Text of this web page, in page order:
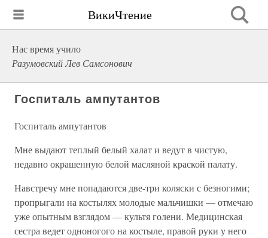
ВикиЧтение
Нас время учило
Разумовский Лев Самсонович
Госпиталь ампутантов
Госпиталь ампутантов
Мне выдают теплый белый халат и ведут в чистую,
недавно окрашенную белой масляной краской палату.
Навстречу мне попадаются две-три коляски с безногими;
пропрыгали на костылях молодые мальчишки — отмечаю
уже опытным взглядом — культя голени. Медицинская
сестра ведет одноногого на костыле, правой руки у него